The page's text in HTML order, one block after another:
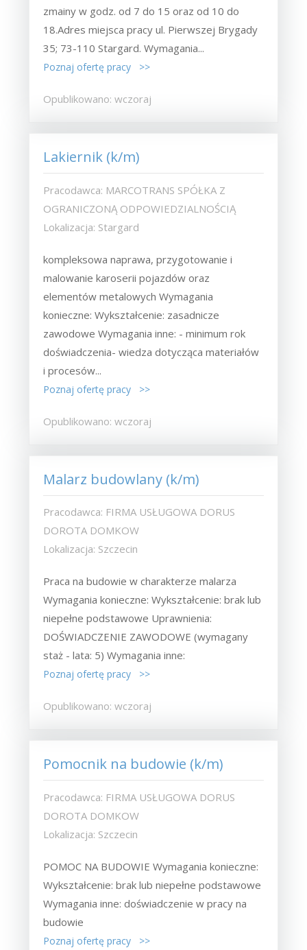
zmainy w godz. od 7 do 15 oraz od 10 do
18.Adres miejsca pracy ul. Pierwszej Brygady
35; 73-110 Stargard. Wymagania...
Poznaj ofertę pracy >>
Opublikowano: wczoraj
Lakiernik (k/m)
Pracodawca: MARCOTRANS SPÓŁKA Z
OGRANICZONĄ ODPOWIEDZIALNOŚCIĄ
Lokalizacja: Stargard
kompleksowa naprawa, przygotowanie i
malowanie karoserii pojazdów oraz
elementów metalowych Wymagania
konieczne: Wykształcenie: zasadnicze
zawodowe Wymagania inne: - minimum rok
doświadczenia- wiedza dotycząca materiałów
i procesów...
Poznaj ofertę pracy >>
Opublikowano: wczoraj
Malarz budowlany (k/m)
Pracodawca: FIRMA USŁUGOWA DORUS
DOROTA DOMKOW
Lokalizacja: Szczecin
Praca na budowie w charakterze malarza
Wymagania konieczne: Wykształcenie: brak lub
niepełne podstawowe Uprawnienia:
DOŚWIADCZENIE ZAWODOWE (wymagany
staż - lata: 5) Wymagania inne:
Poznaj ofertę pracy >>
Opublikowano: wczoraj
Pomocnik na budowie (k/m)
Pracodawca: FIRMA USŁUGOWA DORUS
DOROTA DOMKOW
Lokalizacja: Szczecin
POMOC NA BUDOWIE Wymagania konieczne:
Wykształcenie: brak lub niepełne podstawowe
Wymagania inne: doświadczenie w pracy na
budowie
Poznaj ofertę pracy >>